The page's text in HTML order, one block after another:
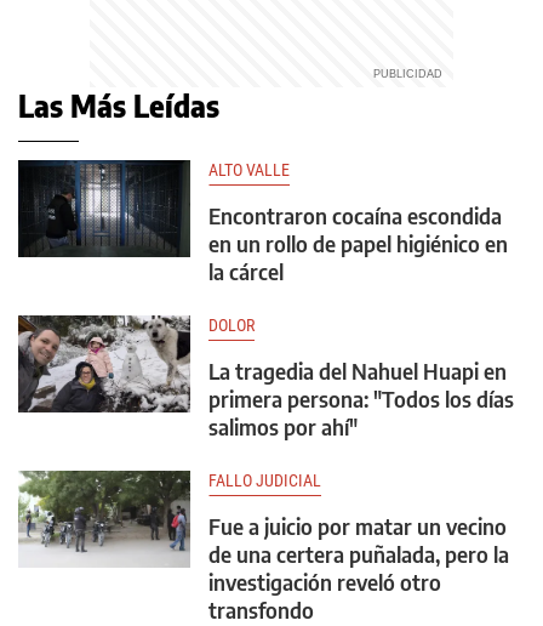
Las Más Leídas
ALTO VALLE
Encontraron cocaína escondida
en un rollo de papel higiénico en
la cárcel
DOLOR
La tragedia del Nahuel Huapi en
primera persona: "Todos los días
salimos por ahí"
FALLO JUDICIAL
Fue a juicio por matar un vecino
de una certera puñalada, pero la
investigación reveló otro
transfondo